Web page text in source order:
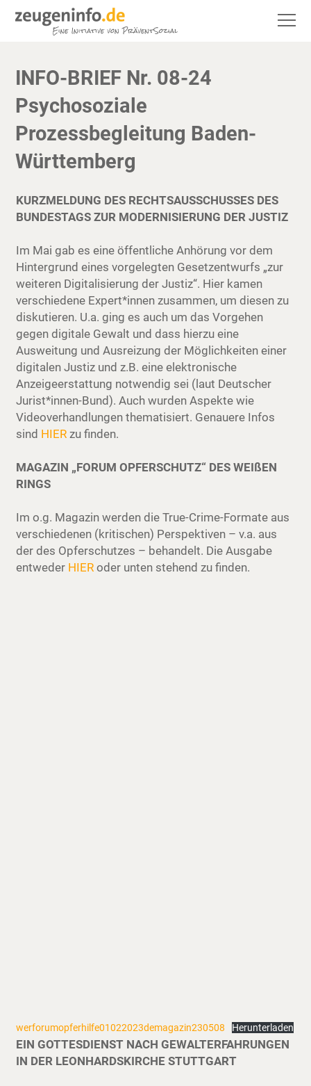
INFO-BRIEF Nr. 08-24
Psychosoziale
Prozessbegleitung Baden-
Württemberg
KURZMELDUNG DES RECHTSAUSSCHUSSES DES
BUNDESTAGS ZUR MODERNISIERUNG DER JUSTIZ
Im Mai gab es eine öffentliche Anhörung vor dem
Hintergrund eines vorgelegten Gesetzentwurfs „zur
weiteren Digitalisierung der Justiz“. Hier kamen
verschiedene Expert*innen zusammen, um diesen zu
diskutieren. U.a. ging es auch um das Vorgehen
gegen digitale Gewalt und dass hierzu eine
Ausweitung und Ausreizung der Möglichkeiten einer
digitalen Justiz und z.B. eine elektronische
Anzeigeerstattung notwendig sei (laut Deutscher
Jurist*innen-Bund). Auch wurden Aspekte wie
Videoverhandlungen thematisiert. Genauere Infos
sind HIERzu finden.
MAGAZIN „FORUM OPFERSCHUTZ“ DES WEIßEN
RINGS
Im o.g. Magazin werden die True-Crime-Formate aus
verschiedenen (kritischen) Perspektiven – v.a. aus
der des Opferschutzes – behandelt. Die Ausgabe
entweder HIERoder unten stehend zu finden.
werforumopferhilfe01022023demagazin230508 Herunterladen
EIN GOTTESDIENST NACH GEWALTERFAHRUNGEN
IN DER LEONHARDSKIRCHE STUTTGART